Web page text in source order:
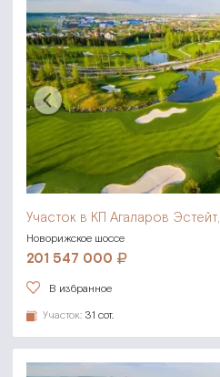
Участок в КП Агаларов Эстейт,
Новорижское шоссе
201 547 000
В избранное
Участок: 31 сот.